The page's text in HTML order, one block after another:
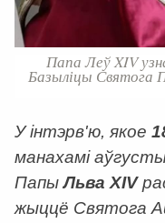
Папа Леў XIV
Базыліцы Святога
У інтэрв'ю, якое
манахамі
ПапыЛьва XIV
жыццё Святога